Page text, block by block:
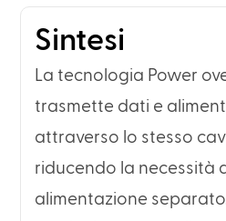
Sintesi
La tecnologia Power
trasmette dati e
attraverso lo stesso
riducendo la necessità
alimentazione